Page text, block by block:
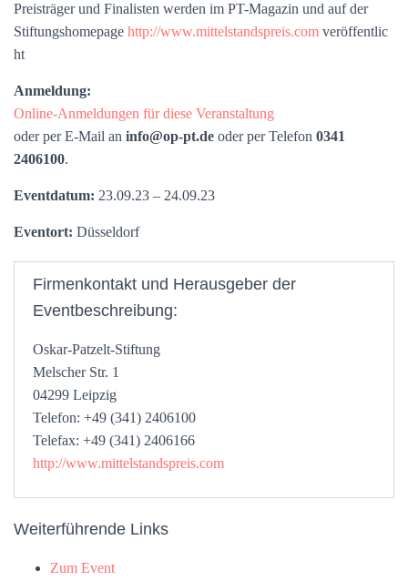
Preisträger und Finalisten werden im PT-Magazin und auf der
Stiftungshomepage http://www.mittelstandspreis.com veröffentlic
ht
Anmeldung:
Online-Anmeldungen für diese Veranstaltung
oder per E-Mail an info@op-pt.de oder per Telefon 0341
2406100.
Eventdatum: 23.09.23 – 24.09.23
Eventort: Düsseldorf
Firmenkontakt und Herausgeber der
Eventbeschreibung:
Oskar-Patzelt-Stiftung
Melscher Str. 1
04299 Leipzig
Telefon: +49 (341) 2406100
Telefax: +49 (341) 2406166
http://www.mittelstandspreis.com
Weiterführende Links
Zum Event